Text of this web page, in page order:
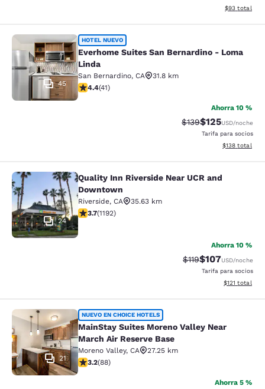
Ver detalles
$93 total
Everhome Suites San Bernardino -
45
HOTEL NUEVO
Everhome Suites San Bernardino - Loma
Linda
San Bernardino, CA
31.8 km
calificación de 4.39 estrellas. Excelente. 41 reseñas
4.4(41)
Ahorra 10 %
Precio tachado:
$139Precio con
$125USD/noche
Tarifa para socios
Ver detalles
$138 total
Quality Inn Riverside Near UCR
24
Quality Inn Riverside Near UCR and
Downtown
Riverside, CA
35.63 km
calificación de 3.66 estrellas. Bueno. 1192 reseñas
3.7(1192)
Ahorra 10 %
Precio tachado:
$119Precio con
$107USD/noche
Tarifa para socios
Ver detalles
$121 total
MainStay Suites Moreno Valley
21
NUEVO EN CHOICE HOTELS
MainStay Suites Moreno Valley Near
March Air Reserve Base
Moreno Valley, CA
27.25 km
calificación de 3.16 estrellas. Bueno. 88 reseñas
3.2(88)
Ahorra 5 %